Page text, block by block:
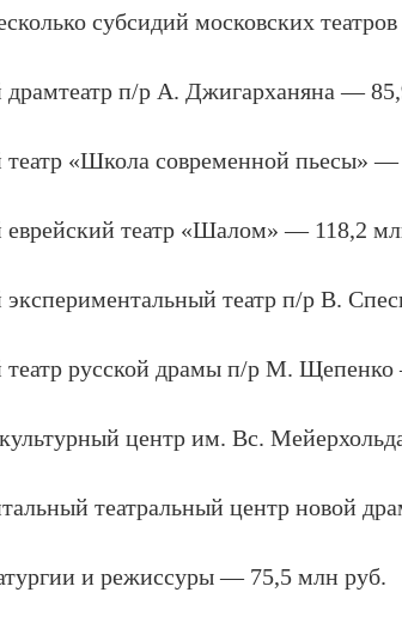
субсидий московских театров
драмтеатр п/р А. Джигарханяна —
театр «Школа современной пьесы»
еврейский театр «Шалом» — 118,2
театр п/р В.
театр русской драмы п/р М.
культурный центр им. Вс.
театральный центр новой
и режиссуры — 75,5 млн руб.